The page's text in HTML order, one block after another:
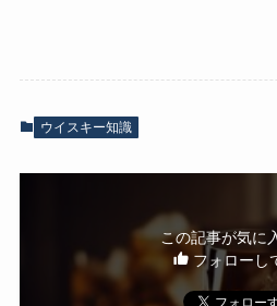
ウイスキー知識
この記事が気に
フォローし